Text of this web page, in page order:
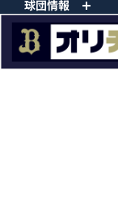
球団情報
問い合わせ
サイトポリシー